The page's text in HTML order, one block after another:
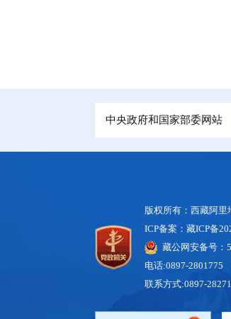
中央政府和国家部委网站
版权所有：西藏阿
ICP备案：藏ICP备
藏公网安备号：
电话:0897-2801775
联系方式:0897-